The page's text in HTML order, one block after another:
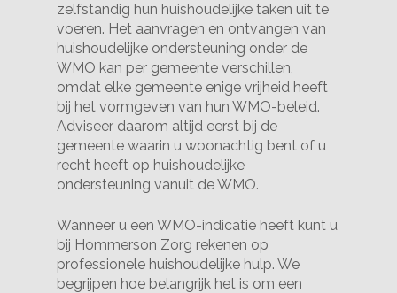
zelfstandig hun huishoudelijke taken uit te
voeren. Het aanvragen en ontvangen van
huishoudelijke ondersteuning onder de
WMO kan per gemeente verschillen,
omdat elke gemeente enige vrijheid heeft
bij het vormgeven van hun WMO-beleid.
Adviseer daarom altijd eerst bij de
gemeente waarin u woonachtig bent of u
recht heeft op huishoudelijke
ondersteuning vanuit de WMO.
Wanneer u een WMO-indicatie heeft kunt u
bij Hommerson Zorg rekenen op
professionele huishoudelijke hulp. We
begrijpen hoe belangrijk het is om een